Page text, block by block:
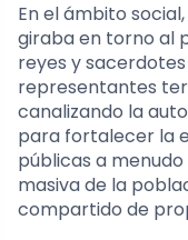
En el ámbito
giraba en torno al
reyes y
representantes
canalizando la
para fortalecer la
públicas a
masiva de la
compartido de